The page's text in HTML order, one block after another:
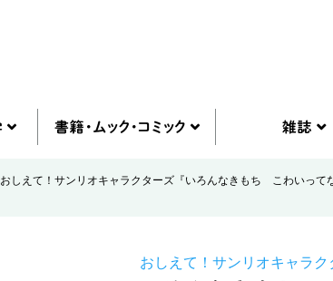
おしえて！サンリオキャラクターズ『いろんなきもち こわいって
おしえて！サンリオキャラク